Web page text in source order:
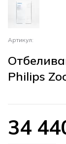
Артикул:
Philips
34